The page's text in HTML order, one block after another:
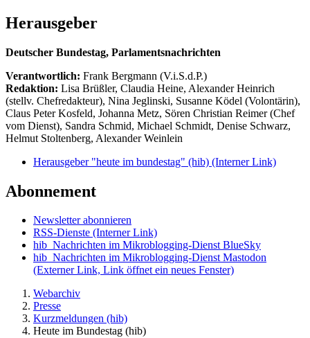
Herausgeber
Deutscher Bundestag, Parlamentsnachrichten
Verantwortlich: Frank Bergmann (V.i.S.d.P.)
Redaktion: Lisa Brüßler, Claudia Heine, Alexander Heinrich
(stellv. Chefredakteur), Nina Jeglinski, Susanne Ködel (Volontärin),
Claus Peter Kosfeld, Johanna Metz, Sören Christian Reimer (Chef
vom Dienst), Sandra Schmid, Michael Schmidt, Denise Schwarz,
Helmut Stoltenberg, Alexander Weinlein
Herausgeber "heute im bundestag" (hib) (Interner Link)
Abonnement
Newsletter abonnieren
RSS-Dienste (Interner Link)
hib_Nachrichten im Mikroblogging-Dienst BlueSky
hib_Nachrichten im Mikroblogging-Dienst Mastodon
(Externer Link, Link öffnet ein neues Fenster)
Webarchiv
Presse
Kurzmeldungen (hib)
Heute im Bundestag (hib)